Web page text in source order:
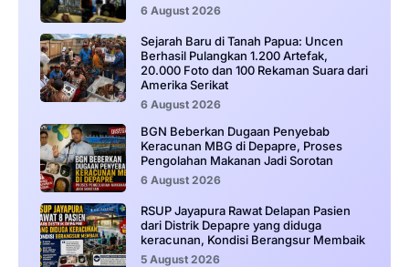
6 August 2026
Sejarah Baru di Tanah Papua: Uncen
Berhasil Pulangkan 1.200 Artefak,
20.000 Foto dan 100 Rekaman Suara dari
Amerika Serikat
6 August 2026
BGN Beberkan Dugaan Penyebab
Keracunan MBG di Depapre, Proses
Pengolahan Makanan Jadi Sorotan
6 August 2026
RSUP Jayapura Rawat Delapan Pasien
dari Distrik Depapre yang diduga
keracunan, Kondisi Berangsur Membaik
5 August 2026